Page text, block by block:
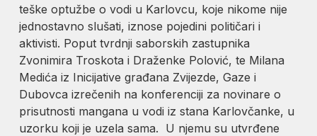
teške optužbe o vodi u Karlovcu, koje nikome nije
jednostavno slušati, iznose pojedini političari i
aktivisti. Poput tvrdnji saborskih zastupnika
Zvonimira Troskota i Draženke Polović, te Milana
Medića iz Inicijative građana Zvijezde, Gaze i
Dubovca izrečenih na konferenciji za novinare o
prisutnosti mangana u vodi iz stana Karlovčanke, u
uzorku koji je uzela sama. U njemu su utvrđene